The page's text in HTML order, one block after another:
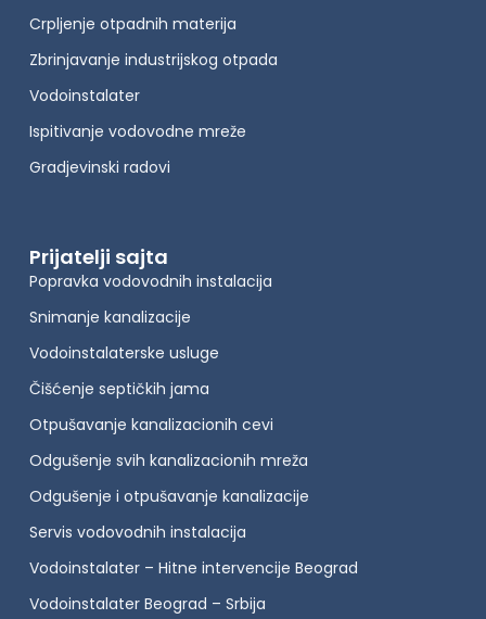
Crpljenje otpadnih materija
Zbrinjavanje industrijskog otpada
Vodoinstalater
Ispitivanje vodovodne mreže
Gradjevinski radovi
Prijatelji sajta
Popravka vodovodnih instalacija
Snimanje kanalizacije
Vodoinstalaterske usluge
Čišćenje septičkih jama
Otpušavanje kanalizacionih cevi
Odgušenje svih kanalizacionih mreža
Odgušenje i otpušavanje kanalizacije
Servis vodovodnih instalacija
Vodoinstalater – Hitne intervencije Beograd
Vodoinstalater Beograd – Srbija